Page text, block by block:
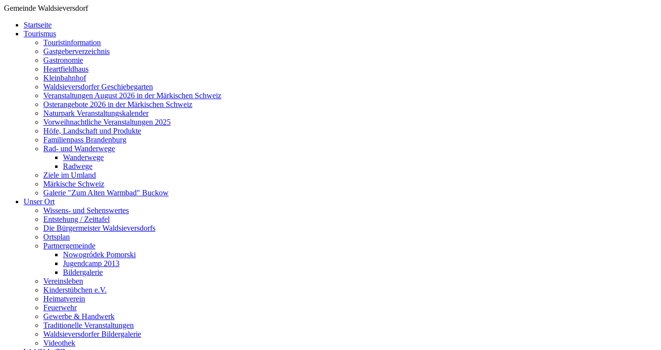
Gemeinde Waldsieversdorf
Startseite
Tourismus
Touristinformation
Gastgeberverzeichnis
Gastronomie
Heartfieldhaus
Kleinbahnhof
Waldsieversdorfer Geschiebegarten
Veranstaltungen August 2026 in der Märkischen Schweiz
Osterangebote 2026 in der Märkischen Schweiz
Naturpark Veranstaltungskalender
Vorweihnachtliche Veranstaltungen 2025
Höfe, Landschaft und Produkte
Familienpass Brandenburg
Rad- und Wanderwege
Wanderwege
Radwege
Ziele im Umland
Märkische Schweiz
Galerie "Zum Alten Warmbad" Buckow
Unser Ort
Wissens- und Sehenswertes
Entstehung / Zeittafel
Die Bürgermeister Waldsieversdorfs
Ortsplan
Partnergemeinde
Nowogródek Pomorski
Jugendcamp 2013
Bildergalerie
Vereinsleben
Kinderstübchen e.V.
Heimatverein
Feuerwehr
Gewerbe & Handwerk
Traditionelle Veranstaltungen
Waldsieversdorfer Bildergalerie
Videothek